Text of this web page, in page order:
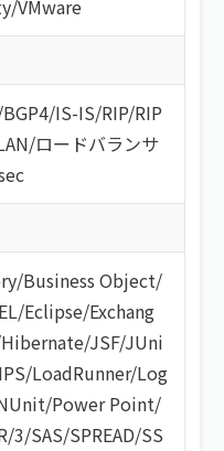
/VMware
BGP4/IS-IS/RIP/RIP
/ロードバランサ
/Business Object/
/Eclipse/Exchang
Hibernate/JSF/JUni
/LoadRunner/Log
/Power Point/
3/SAS/SPREAD/SS